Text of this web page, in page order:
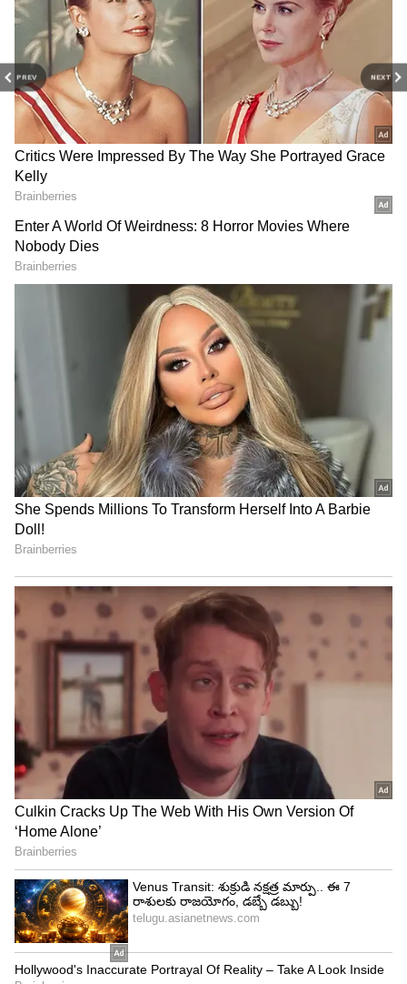
PREV NEXT
ఏసీ కొన‌డం కాదు దానిని ఎలా వాడాలో కూడా
తెలియాలి.. 90 శాతం మందికి ఈ విష‌యాలు తెలియ‌వు
Projector: రూ. 3 వేల‌తో మీ ఇంటిని థియేట‌ర్‌గా
మార్చేయండి.. హైఎండ్ ఫీచ‌ర్ల‌తో స్మార్ట్ ప్రొజెక్ట‌ర్‌
3
5
Image Credit :
పుచ్చకాయ చర్మాన్ని హైడ్రేట్‌గా ఉంచుతుంది
వేసవిలో ఎక్కువగా తినే పుచ్చకాయ కూడా సహజ సన్
ప్రొటెక్టర్‌లా పనిచేస్తుంది. ఇందులో ఉండే లైకోపిన్ అనే
యాంటీఆక్సిడెంట్ UVB కిరణాల ప్రభావాన్ని తగ్గించడంలో
సహాయపడుతుంది. ఉదయం ముఖం కడిగిన తర్వాత
పుచ్చకాయ రసం లేదా చల్లటి పల్ప్‌ను ముఖానికి రాసుకుంటే
నిలుపుకుంటుంది.